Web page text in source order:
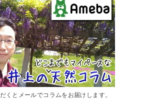
くとメールでコラムをお届けします。